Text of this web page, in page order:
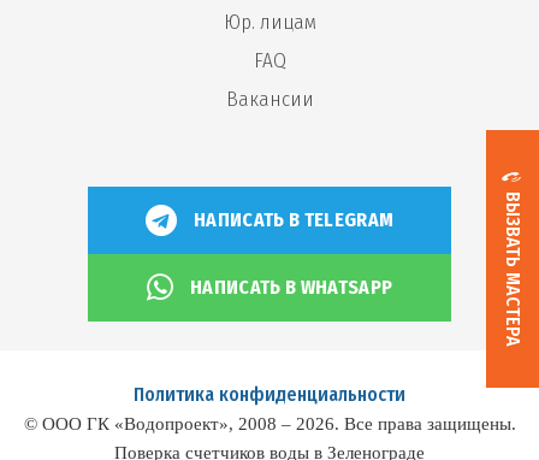
ВЫЗВАТЬ МАСТЕРА
Юр. лицам
FAQ
Вакансии
НАПИСАТЬ В TELEGRAM
НАПИСАТЬ В WHATSAPP
Политика конфиденциальности
© ООО ГК «Водопроект», 2008 – 2026. Все права защищены.
Поверка счетчиков воды в Зеленограде